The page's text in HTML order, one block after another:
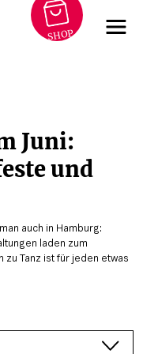
SHOP
Juni:
und
auch in Hamburg:
laden zum
zu Tanz ist für jeden etwas